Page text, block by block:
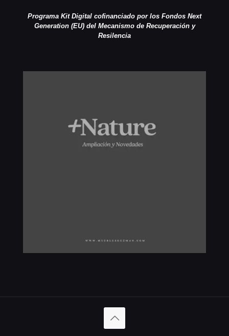
Programa Kit Digital cofinanciado por los Fondos Next
Generation (EU) del Mecanismo de Recuperación y
Resilencia